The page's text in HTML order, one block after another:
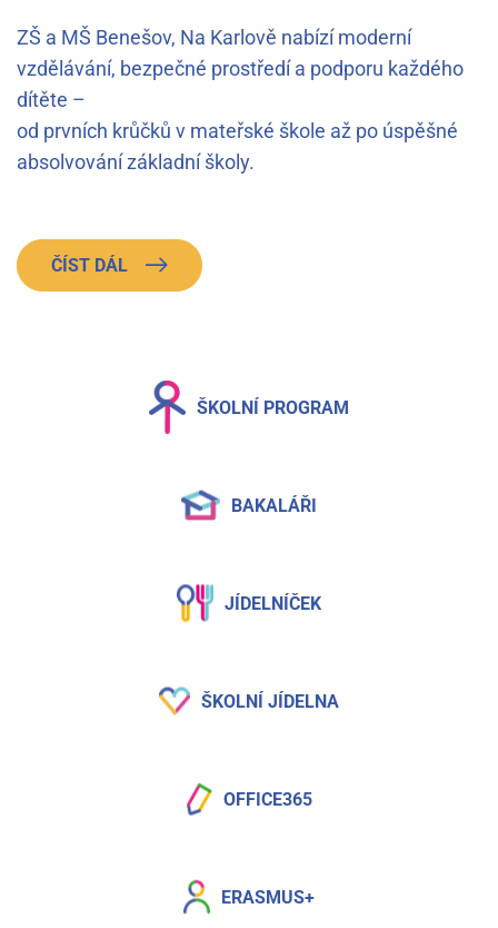
ZŠ a MŠ Benešov, Na Karlově nabízí moderní
vzdělávání, bezpečné prostředí a podporu každého
dítěte –
od prvních krůčků v mateřské škole až po úspěšné
absolvování základní školy.
ČÍST DÁL
ŠKOLNÍ PROGRAM
BAKALÁŘI
JÍDELNÍČEK
ŠKOLNÍ JÍDELNA
OFFICE365
ERASMUS+